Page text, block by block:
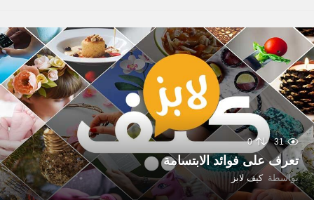
31
0
تعرف على فوائد الابتسامة
بواسطة كيف لابز